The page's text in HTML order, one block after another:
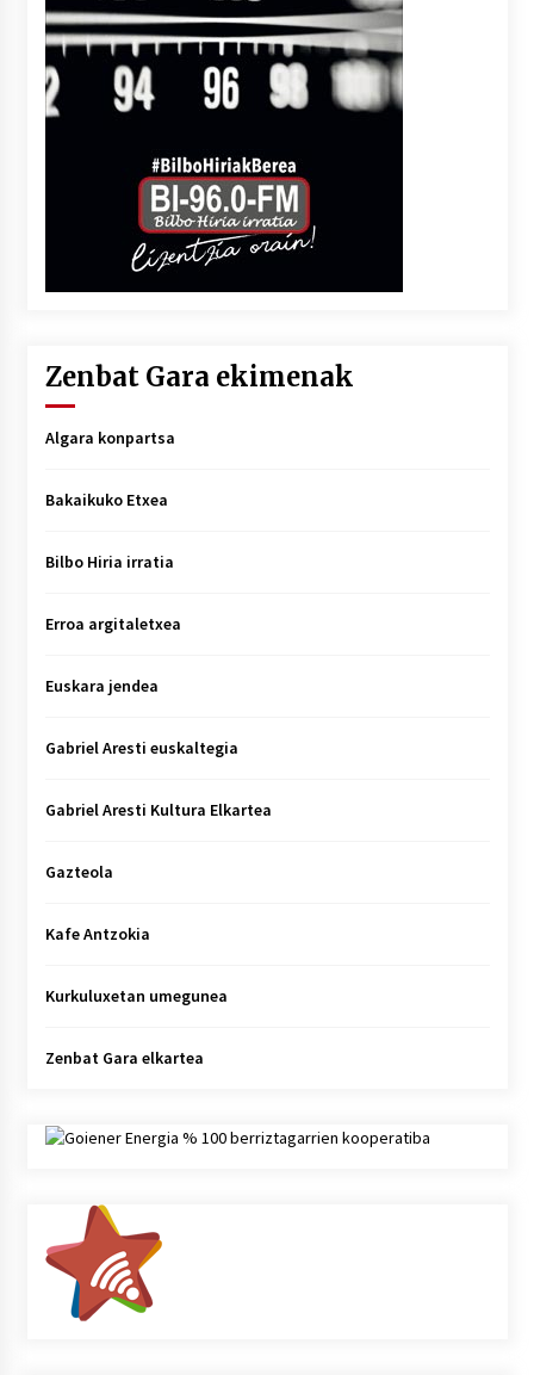
Zenbat Gara ekimenak
Algara konpartsa
Bakaikuko Etxea
Bilbo Hiria irratia
Erroa argitaletxea
Euskara jendea
Gabriel Aresti euskaltegia
Gabriel Aresti Kultura Elkartea
Gazteola
Kafe Antzokia
Kurkuluxetan umegunea
Zenbat Gara elkartea